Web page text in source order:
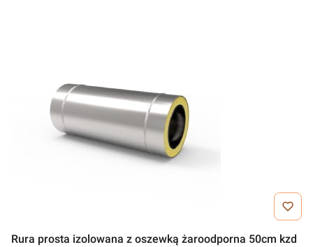
Rura prosta izolowana z oszewką żaroodporna 50cm kzd